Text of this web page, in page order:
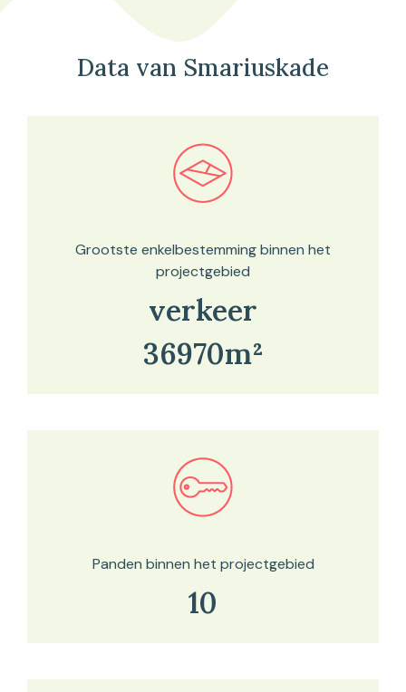
Data van Smariuskade
Bekijk in onze kaartviewer
Grootste enkelbestemming binnen het
projectgebied
verkeer
36970m²
Bekijk in onze kaartviewer
Panden binnen het projectgebied
10